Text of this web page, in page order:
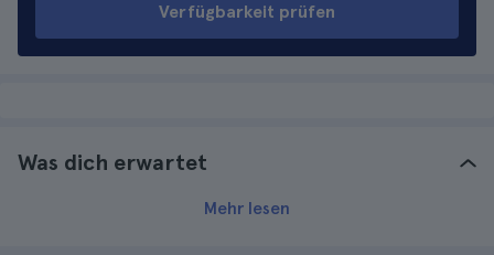
Verfügbarkeit prüfen
Was dich erwartet
Mehr lesen